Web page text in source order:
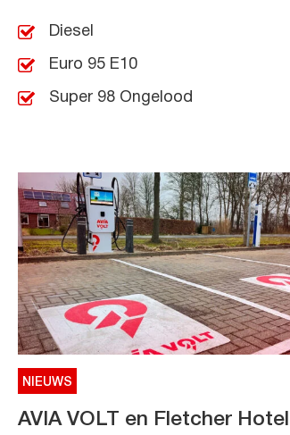
Diesel
Euro 95 E10
Super 98 Ongelood
NIEUWS
AVIA VOLT en Fletcher